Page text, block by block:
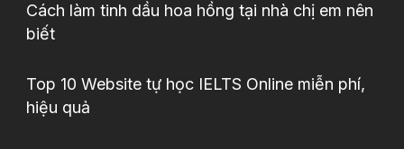
Cách làm tinh dầu hoa hồng tại nhà chị em nên
biết
Top 10 Website tự học IELTS Online miễn phí,
hiệu quả